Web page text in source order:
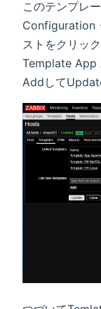
このテンプレ
Configuration
ストをクリッ
Template App
Addして